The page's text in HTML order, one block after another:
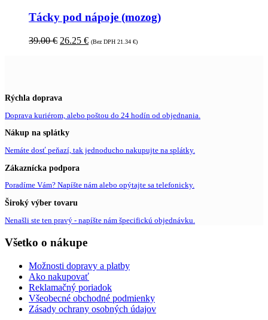
Tácky pod nápoje (mozog)
39.00€ 26.25 € (Bez DPH 21.34 €)
Rýchla doprava
Doprava kuriérom, alebo poštou do 24 hodín od objednania.
Nákup na splátky
Nemáte dosť peňazí, tak jednoducho nakupujte na splátky.
Zákaznícka podpora
Poradíme Vám? Napíšte nám alebo opýtajte sa telefonicky.
Široký výber tovaru
Nenašli ste ten pravý - napíšte nám špecifickú objednávku.
Všetko o nákupe
Možnosti dopravy a platby
Ako nakupovať
Reklamačný poriadok
Všeobecné obchodné podmienky
Zásady ochrany osobných údajov